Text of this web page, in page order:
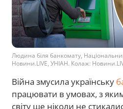
Людина біля банкомату,
Новини.LIVE, УНІАН. Колаж:
Війна змусила українську
працювати в умовах, з
світу ще ніколи не